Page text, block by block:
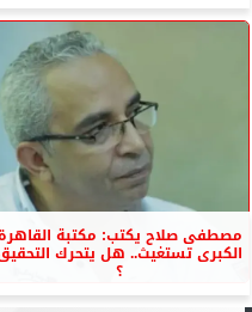
مصطفى صلاح يكتب: مكتبة
الكبرى تستغيث.. هل يتحرك
؟